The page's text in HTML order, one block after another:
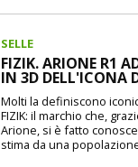
SELLE
FIZIK. ARIONE R1
IN 3D DELL'ICONA
Molti la definiscono
FIZIK: il marchio che,
Arione, si è fatto
stima da una